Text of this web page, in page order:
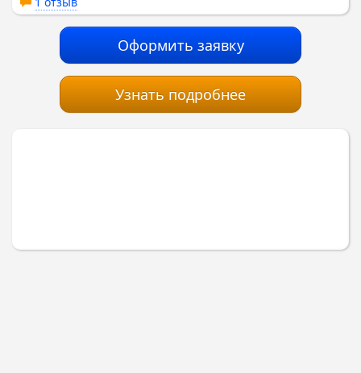
Оформить заявку
Узнать подробнее